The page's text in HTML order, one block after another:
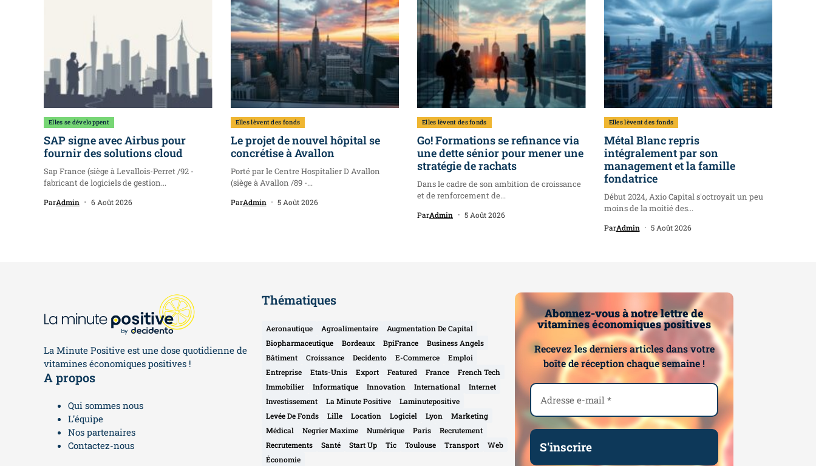
Elles se développent
SAP signe avec Airbus pour
fournir des solutions cloud
Sap France (siège à Levallois-Perret /92 -
fabricant de logiciels de gestion...
ParAdmin 6 Août 2026
Elles lèvent des fonds
Le projet de nouvel hôpital se
concrétise à Avallon
Porté par le Centre Hospitalier D Avallon
(siège à Avallon /89 -...
ParAdmin 5 Août 2026
Elles lèvent des fonds
Go! Formations se refinance via
une dette sénior pour mener une
stratégie de rachats
Dans le cadre de son ambition de croissance
et de renforcement de...
ParAdmin 5 Août 2026
Elles lèvent des fonds
Métal Blanc repris
intégralement par son
management et la famille
fondatrice
Début 2024, Axio Capital s'octroyait un peu
moins de la moitié des...
ParAdmin 5 Août 2026
La Minute Positive est une dose quotidienne de
vitamines économiques positives !
A propos
Qui sommes nous
L’équipe
Nos partenaires
Contactez-nous
Thématiques
Aeronautique Agroalimentaire
Augmentation De Capital
Biopharmaceutique
Bordeaux BpiFrance
Business Angels
Bâtiment
Croissance Decidento E-Commerce
Emploi
Entreprise
Etats-Unis Export Featured France
French Tech
Immobilier
Informatique Innovation International
Internet
Investissement
La Minute Positive
Laminutepositive
Levée De Fonds
Lille Location Logiciel Lyon
Marketing
Médical
Negrier Maxime Numérique Paris
Recrutement
Recrutements
Santé Start Up Tic Toulouse Transport
Web
Économie
Abonnez-vous à notre lettre de
vitamines économiques positives
Recevez les derniers articles dans votre
boîte de réception chaque semaine !